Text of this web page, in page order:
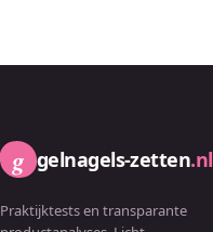
g gelnagels-zetten.nl
Praktijktests en transparante